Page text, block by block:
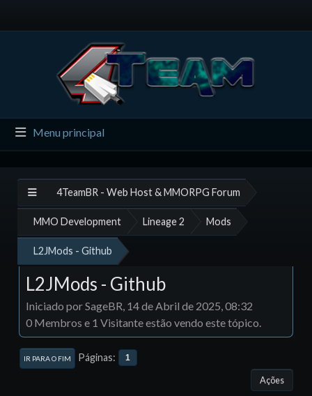
Menu principal
4TeamBR - Web Host & MMORPG Forum
MMO Development Lineage 2 Mods
L2JMods - Github
L2JMods - Github
Iniciado por SageBR, 14 de Abril de 2025, 08:32
0 Membros e 1 Visitante estão vendo este tópico.
IR PARA O FIM Páginas 1
Ações